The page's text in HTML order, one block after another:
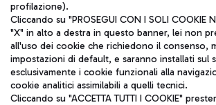
Aeroporti di Roma S.p.A. - Società soggetta a
coordinamento di Mundys S.p.A.
profilazione).
Cliccando su "PROSEGUI CON I SOLI COOKIE
"X" in alto a destra in questo banner, lei non
all'uso dei cookie che richiedono il consenso,
impostazioni di default, e saranno installati sul
esclusivamente i cookie funzionali alla
cookie analitici assimilabili a quelli tecnici.
Cliccando su "ACCETTA TUTTI I COOKIE"